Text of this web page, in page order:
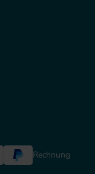
Rechnung